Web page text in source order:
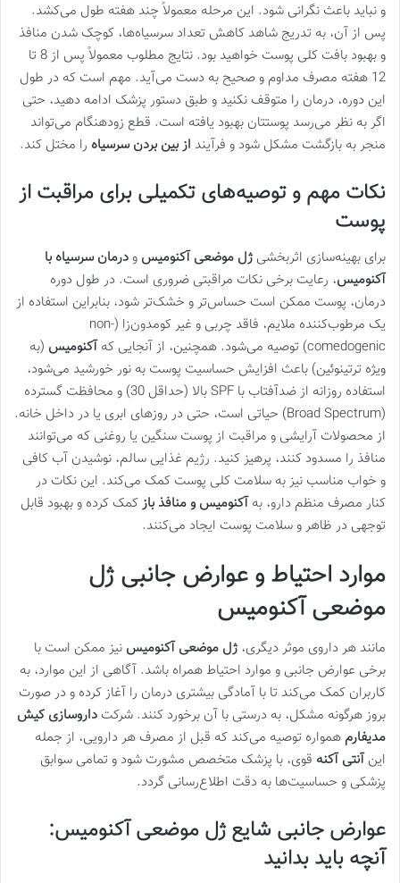
و نباید باعث نگرانی شود. این مرحله معمولاً چند هفته طول می‌کشد.
پس از آن، به تدریج شاهد کاهش تعداد سرسیاه‌ها، کوچک شدن منافذ
و بهبود بافت کلی پوست خواهید بود. نتایج مطلوب معمولاً پس از 8 تا
12 هفته مصرف مداوم و صحیح به دست می‌آید. مهم است که در طول
این دوره، درمان را متوقف نکنید و طبق دستور پزشک ادامه دهید، حتی
اگر به نظر می‌رسد پوستتان بهبود یافته است. قطع زودهنگام می‌تواند
منجر به بازگشت مشکل شود و فرآیند از بین بردن سرسیاه را مختل کند.
نکات مهم و توصیه‌های تکمیلی برای مراقبت از
پوست
برای بهینه‌سازی اثربخشی ژل موضعی آکنومیس و درمان سرسیاه با
آکنومیس، رعایت برخی نکات مراقبتی ضروری است. در طول دوره
درمان، پوست ممکن است حساس‌تر و خشک‌تر شود، بنابراین استفاده از
یک مرطوب‌کننده ملایم، فاقد چربی و غیر کومدون‌زا (non-
comedogenic) توصیه می‌شود. همچنین، از آنجایی که
آکنومیس (به
ویژه ترتینوئین) باعث افزایش حساسیت پوست به نور خورشید می‌شود،
استفاده روزانه از ضدآفتاب با SPF بالا (حداقل 30) و محافظت گسترده
(Broad Spectrum) حیاتی است، حتی در روزهای ابری یا در داخل خانه.
از محصولات آرایشی و مراقبت از پوست سنگین یا روغنی که می‌توانند
منافذ را مسدود کنند، پرهیز کنید. رژیم غذایی سالم، نوشیدن آب کافی
و خواب مناسب نیز به سلامت کلی پوست کمک می‌کند. این نکات در
کنار مصرف منظم دارو، بهآکنومیس و منافذ باز کمک کرده و بهبود قابل
توجهی در ظاهر و سلامت پوست ایجاد می‌کنند.
موارد احتیاط و عوارض جانبی ژل
موضعی آکنومیس
مانند هر داروی موثر دیگری، ژل موضعی آکنومیس نیز ممکن است با
برخی عوارض جانبی و موارد احتیاط همراه باشد. آگاهی از این موارد، به
کاربران کمک می‌کند تا با آمادگی بیشتری درمان را آغاز کرده و در صورت
بروز هرگونه مشکل، به درستی با آن برخورد کنند. شرکت داروسازی کیش
مدیفارم همواره توصیه می‌کند که قبل از مصرف هر دارویی، از جمله
اینآنتی آکنه قوی، با پزشک متخصص مشورت شود و تمامی سوابق
پزشکی و حساسیت‌ها به دقت اطلاع‌رسانی گردد.
عوارض جانبی شایع ژل موضعی آکنومیس:
آنچه باید بدانید